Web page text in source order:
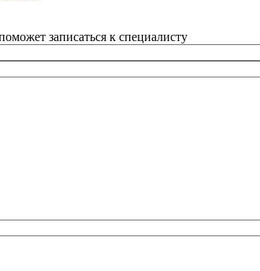
записаться к специалисту